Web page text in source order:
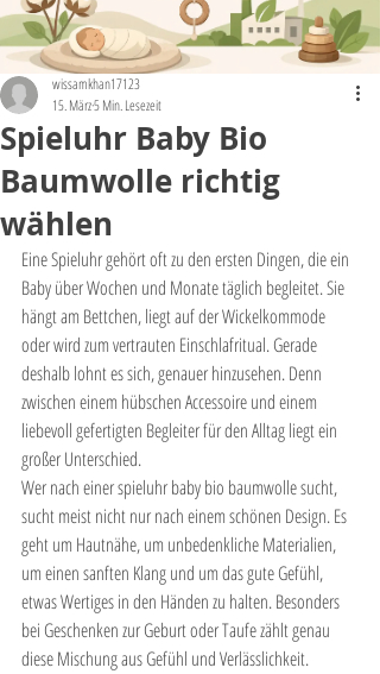
Spieluhr Baby Bio
Baumwolle richtig
wählen
wissamkhan17123
15. März5 Min. Lesezeit
Eine Spieluhr gehört oft zu den ersten Dingen, die ein
Baby über Wochen und Monate täglich begleitet. Sie
hängt am Bettchen, liegt auf der Wickelkommode
oder wird zum vertrauten Einschlafritual. Gerade
deshalb lohnt es sich, genauer hinzusehen. Denn
zwischen einem hübschen Accessoire und einem
liebevoll gefertigten Begleiter für den Alltag liegt ein
großer Unterschied.
Wer nach einer spieluhr baby bio baumwolle sucht,
sucht meist nicht nur nach einem schönen Design. Es
geht um Hautnähe, um unbedenkliche Materialien,
um einen sanften Klang und um das gute Gefühl,
etwas Wertiges in den Händen zu halten. Besonders
bei Geschenken zur Geburt oder Taufe zählt genau
diese Mischung aus Gefühl und Verlässlichkeit.